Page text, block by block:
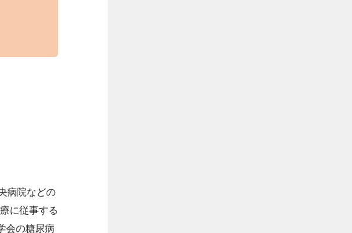
病院などの
に従事する
会の糖尿病